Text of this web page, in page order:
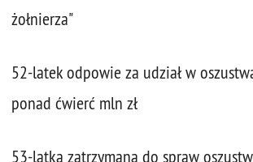
żołnierza"
52-latek odpowie za udział w
ponad ćwierć mln zł
53-latka zatrzymana do spraw